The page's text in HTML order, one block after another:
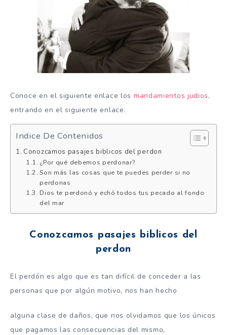
Conoce en el siguiente enlace los mandamientos judios,
entrando en el siguiente enlace.
Indice De Contenidos
Conozcamos pasajes biblicos del perdon
¿Por qué debemos perdonar?
Son más las cosas que te puedes perder si no
perdonas
Dios te perdonó y echó todos tus pecado al fondo
del mar
Conozcamos pasajes biblicos del
perdon
El perdón es algo que es tan difícil de conceder a las
personas que por algún motivo, nos han hecho
alguna clase de daños, que nos olvidamos que los únicos
que pagamos las consecuencias del mismo,